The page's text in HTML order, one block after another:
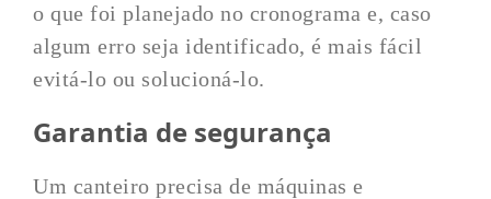
o que foi planejado no cronograma e, caso
algum erro seja identificado, é mais fácil
evitá-lo ou solucioná-lo.
Garantia de segurança
Um canteiro precisa de máquinas e